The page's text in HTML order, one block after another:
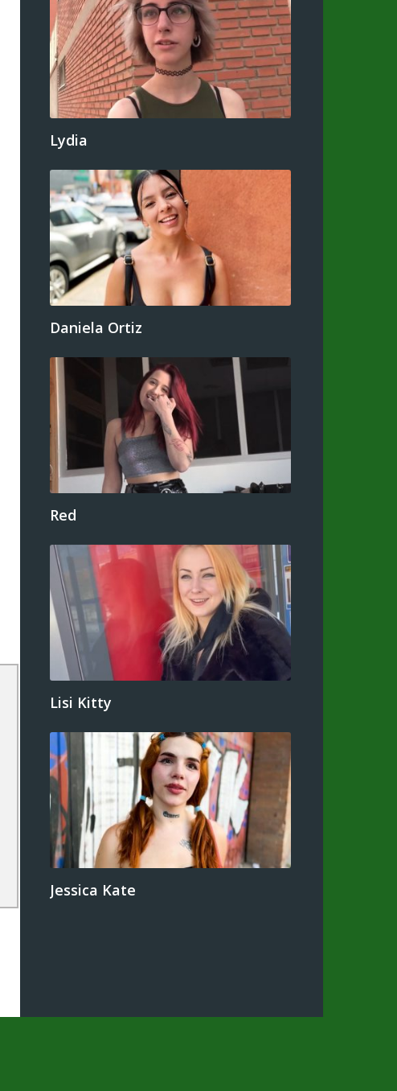
Lydia
Daniela Ortiz
Red
Lisi Kitty
Jessica Kate